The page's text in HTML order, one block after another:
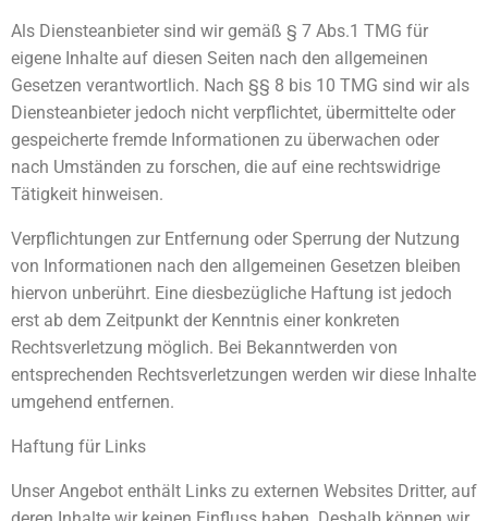
Als Diensteanbieter sind wir gemäß § 7 Abs.1 TMG für
eigene Inhalte auf diesen Seiten nach den allgemeinen
Gesetzen verantwortlich. Nach §§ 8 bis 10 TMG sind wir als
Diensteanbieter jedoch nicht verpflichtet, übermittelte oder
gespeicherte fremde Informationen zu überwachen oder
nach Umständen zu forschen, die auf eine rechtswidrige
Tätigkeit hinweisen.
Verpflichtungen zur Entfernung oder Sperrung der Nutzung
von Informationen nach den allgemeinen Gesetzen bleiben
hiervon unberührt. Eine diesbezügliche Haftung ist jedoch
erst ab dem Zeitpunkt der Kenntnis einer konkreten
Rechtsverletzung möglich. Bei Bekanntwerden von
entsprechenden Rechtsverletzungen werden wir diese Inhalte
umgehend entfernen.
Haftung für Links
Unser Angebot enthält Links zu externen Websites Dritter, auf